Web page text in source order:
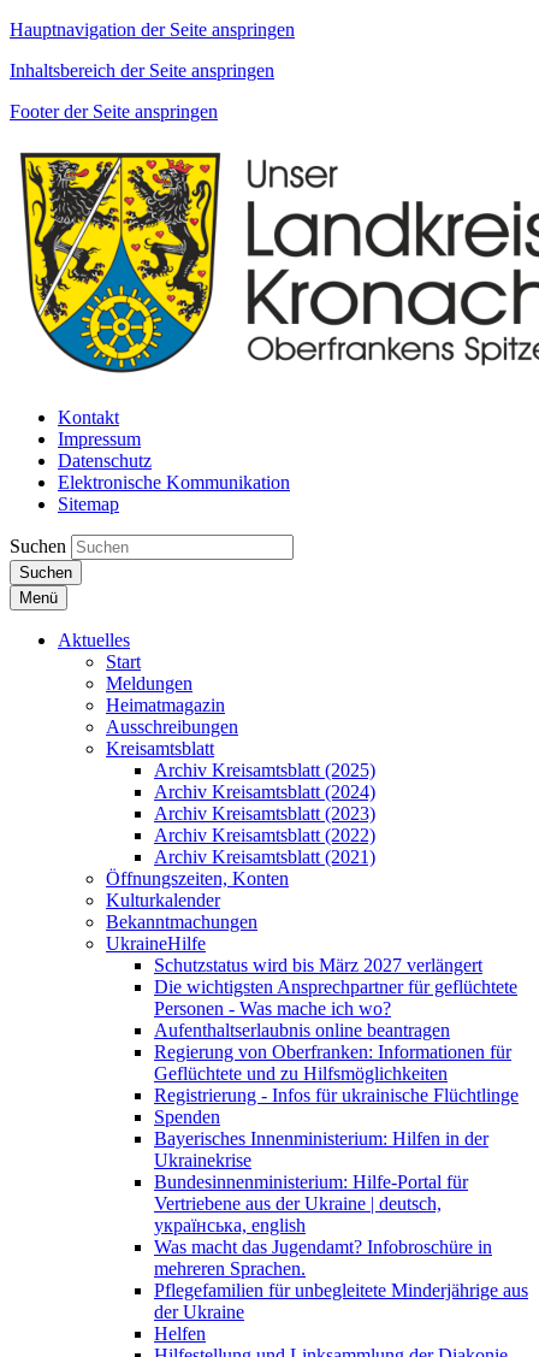
Hauptnavigation der Seite anspringen
Inhaltsbereich der Seite anspringen
Footer der Seite anspringen
Kontakt
Impressum
Datenschutz
Elektronische Kommunikation
Sitemap
Suchen
Suchen
Menü
Aktuelles
Start
Meldungen
Heimatmagazin
Ausschreibungen
Kreisamtsblatt
Archiv Kreisamtsblatt (2025)
Archiv Kreisamtsblatt (2024)
Archiv Kreisamtsblatt (2023)
Archiv Kreisamtsblatt (2022)
Archiv Kreisamtsblatt (2021)
Öffnungszeiten, Konten
Kulturkalender
Bekanntmachungen
UkraineHilfe
Schutzstatus wird bis März 2027 verlängert
Die wichtigsten Ansprechpartner für geflüchtete
Personen - Was mache ich wo?
Aufenthaltserlaubnis online beantragen
Regierung von Oberfranken: Informationen für
Geflüchtete und zu Hilfsmöglichkeiten
Registrierung - Infos für ukrainische Flüchtlinge
Spenden
Bayerisches Innenministerium: Hilfen in der
Ukrainekrise
Bundesinnenministerium: Hilfe-Portal für
Vertriebene aus der Ukraine | deutsch,
українська, english
Was macht das Jugendamt? Infobroschüre in
mehreren Sprachen.
Pflegefamilien für unbegleitete Minderjährige aus
der Ukraine
Helfen